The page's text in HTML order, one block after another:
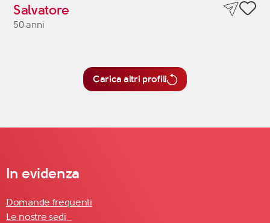
Salvatore
50 anni
Carica altri profili
In evidenza
Domande frequenti
Le nostre sedi